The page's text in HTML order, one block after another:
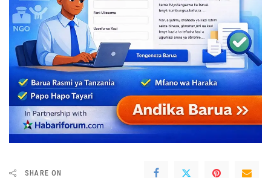
SHARE ON